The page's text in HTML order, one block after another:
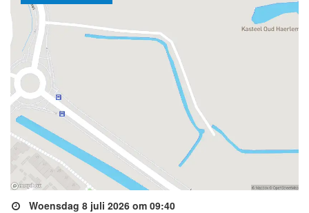
Woensdag 8 juli 2026 om 09:40